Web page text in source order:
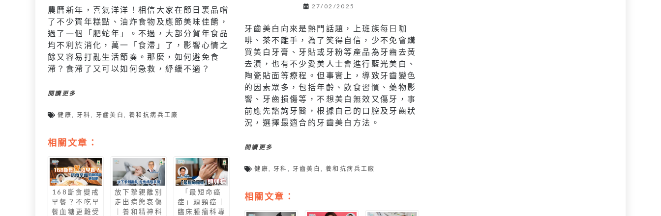
農曆新年，喜氣洋洋！相信大家在節日裏品嚐
了不少賀年糕點、油炸食物及應節美味佳餚，
過了一個「肥蛇年」。不過，大部分賀年食品
均不利於消化，萬一「食滯」了，影響心情之
餘又容易打亂生活節奏。那麼，如何避免食
滯？食滯了又可以如何急救，紓緩不適？
閱讀更多
健康,牙科 , 牙齒美白,養和抗病兵工廠
相關文章：
168斷食變戒
早餐？不吃早
餐血糖更難受
放下摯親離別
走出病態哀傷
｜養和精神科
「最短命癌
症」頭頸癌｜
臨床腫瘤科專
27/02/2025
牙齒美白向來是熱門話題，上班族每日咖
啡、茶不離手，為了笑得自信，少不免會購
買美白牙膏、牙貼或牙粉等產品為牙齒去黃
去漬，也有不少愛美人士會進行藍光美白、
陶瓷貼面等療程。但事實上，導致牙齒變色
的因素眾多，包括年齡、飲食習慣、藥物影
響、牙齒損傷等，不想美白無效又傷牙，事
前應先諮詢牙醫，根據自己的口腔及牙齒狀
況，選擇最適合的牙齒美白方法。
閱讀更多
健康, 牙科 , 牙齒美白,養和抗病兵工廠
相關文章：